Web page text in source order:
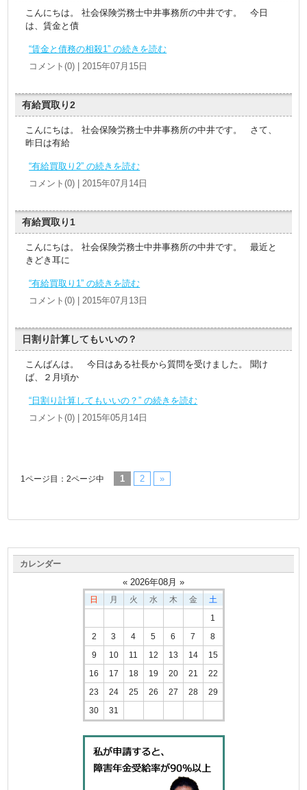
こんにちは。 社会保険労務士中井事務所の中井です。 今日
は、賃金と債
“賃金と債務の相殺1” の続きを読む
コメント(0) | 2015年07月15日
有給買取り2
こんにちは。 社会保険労務士中井事務所の中井です。 さて、
昨日は有給
“有給買取り2” の続きを読む
コメント(0) | 2015年07月14日
有給買取り1
こんにちは。 社会保険労務士中井事務所の中井です。 最近と
きどき耳に
“有給買取り1” の続きを読む
コメント(0) | 2015年07月13日
日割り計算してもいいの？
こんばんは。 今日はある社長から質問を受けました。 聞け
ば、２月頃か
“日割り計算してもいいの？” の続きを読む
コメント(0) | 2015年05月14日
1ページ目：2ページ中 1 2 »
カレンダー
« 2026年08月 »
日 月 火 水 木 金
土
1
2
3 4 5 6 7
8
9
10 11 12 13 14
15
16
17 18 19 20 21
22
23
24 25 26 27 28
29
30
31